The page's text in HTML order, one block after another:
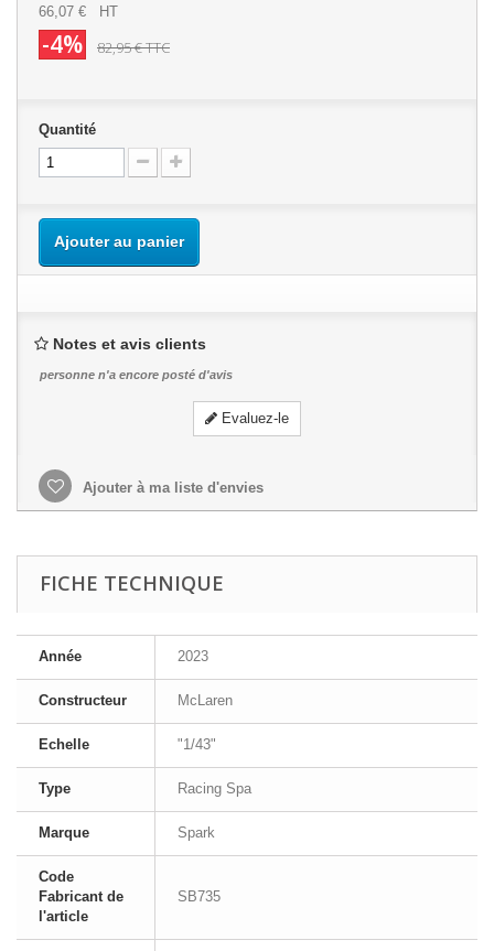
66,07 € HT
-4% 82,95 €TTC
Quantité
Ajouter au panier
Notes et avis clients
personne n'a encore posté d'avis
Evaluez-le
Ajouter à ma liste d'envies
FICHE TECHNIQUE
Année 2023
Constructeur McLaren
Echelle "1/43"
Type Racing Spa
Marque Spark
Code
Fabricant de
l'article
SB735